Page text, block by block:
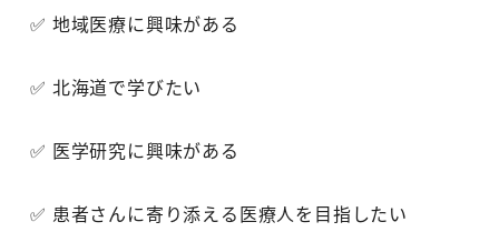
✅ 地域医療に興味がある
✅ 北海道で学びたい
✅ 医学研究に興味がある
✅ 患者さんに寄り添える医療人を目指したい